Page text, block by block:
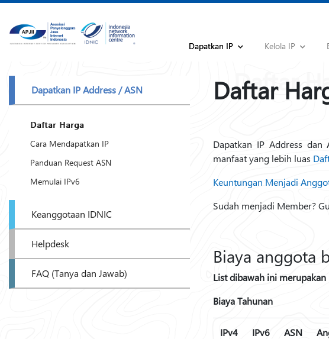
Dapatkan IP Kelola IP
Dapatkan IP Address / ASN
Daftar Harga
Cara Mendapatkan IP
Panduan Request ASN
Memulai IPv6
Keanggotaan IDNIC
Helpdesk
FAQ (Tanya dan Jawab)
Daftar
Dapatkan IP Address
manfaat yang lebih luas
Keuntungan Menjadi
Sudah menjadi Member?
Biaya anggota
List dibawah ini
Biaya Tahunan
IPv4 IPv6 ASN